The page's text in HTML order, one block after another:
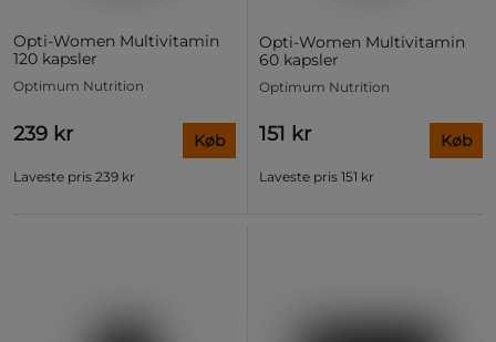
Opti-Women Multivitamin
120 kapsler
Optimum Nutrition
239 kr
Laveste pris 239 kr
Køb
Opti-Women Multivitamin
60 kapsler
Optimum Nutrition
151 kr
Laveste pris 151 kr
Køb